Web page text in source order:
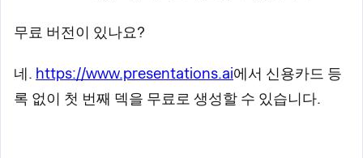
무료 버전이 있나요?
네. https://www.presentations.ai에서 신용카드 등
록 없이 첫 번째 덱을 무료로 생성할 수 있습니다.